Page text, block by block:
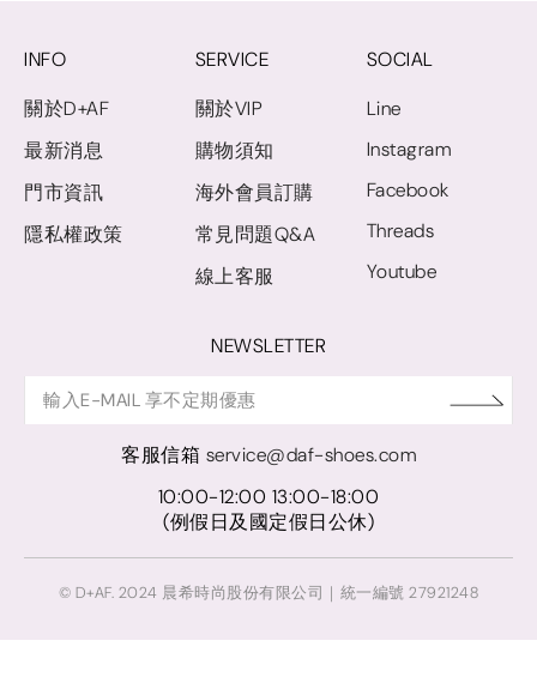
INFO
關於D+AF
最新消息
門市資訊
隱私權政策
SERVICE
關於VIP
購物須知
海外會員訂購
常見問題Q&A
線上客服
SOCIAL
Line
Instagram
Facebook
Threads
Youtube
NEWSLETTER
客服信箱 service@daf-shoes.com
10:00-12:00 13:00-18:00
(例假日及國定假日公休)
© D+AF. 2024 晨希時尚股份有限公司｜統一編號 27921248